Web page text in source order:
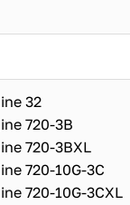
32
720-3B
720-3BXL
720-10G-3C
720-10G-3CXL